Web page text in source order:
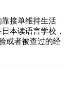
接单维持生活
本读语言学校，
或者被查过的经